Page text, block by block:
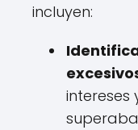
incluyen:
intereses